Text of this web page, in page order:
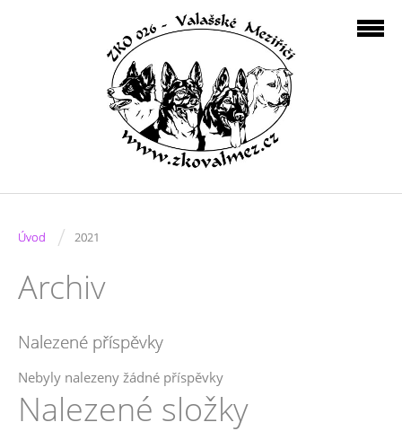
Úvod / 2021
Archiv
Nalezené příspěvky
Nebyly nalezeny žádné příspěvky
Nalezené složky